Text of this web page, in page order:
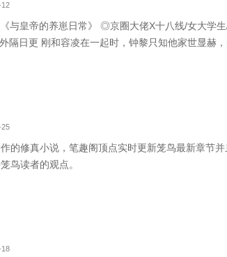
与皇帝的养崽日常》 ◎京圈大佬X十八线/女大学
隔日更 刚和容凌在一起时，钟黎只知他家世显赫
：“这些，这些，都是我偶像。”不是影帝影后就
作的修真小说，笔趣阁顶点实时更新笼鸟最新章节
鸟读者的观点。